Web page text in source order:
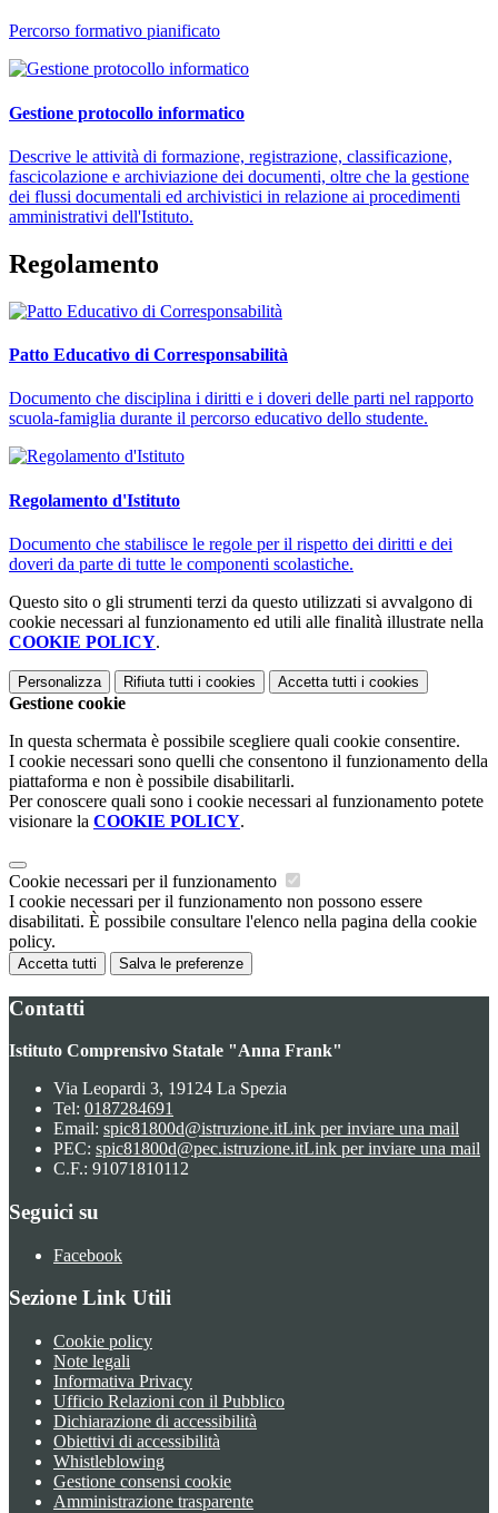
Percorso formativo pianificato
Gestione protocollo informatico
Descrive le attività di formazione, registrazione, classificazione,
fascicolazione e archiviazione dei documenti, oltre che la gestione
dei flussi documentali ed archivistici in relazione ai procedimenti
amministrativi dell'Istituto.
Regolamento
Patto Educativo di Corresponsabilità
Documento che disciplina i diritti e i doveri delle parti nel rapporto
scuola-famiglia durante il percorso educativo dello studente.
Regolamento d'Istituto
Documento che stabilisce le regole per il rispetto dei diritti e dei
doveri da parte di tutte le componenti scolastiche.
Questo sito o gli strumenti terzi da questo utilizzati si avvalgono di
cookie necessari al funzionamento ed utili alle finalità illustrate nella
COOKIE POLICY.
Personalizza Rifiuta tutti i cookies Accetta tutti i cookies
Gestione cookie
In questa schermata è possibile scegliere quali cookie consentire.
I cookie necessari sono quelli che consentono il funzionamento della
piattaforma e non è possibile disabilitarli.
Per conoscere quali sono i cookie necessari al funzionamento potete
visionare la COOKIE POLICY.
Cookie necessari per il funzionamento
I cookie necessari per il funzionamento non possono essere
disabilitati. È possibile consultare l'elenco nella pagina della cookie
policy.
Accetta tutti Salva le preferenze
Contatti
Istituto Comprensivo Statale "Anna Frank"
Via Leopardi 3, 19124 La Spezia
Tel: 0187284691
Email: spic81800d@istruzione.itLink per inviare una mail
PEC: spic81800d@pec.istruzione.itLink per inviare una mail
C.F.: 91071810112
Seguici su
Facebook
Sezione Link Utili
Cookie policy
Note legali
Informativa Privacy
Ufficio Relazioni con il Pubblico
Dichiarazione di accessibilità
Obiettivi di accessibilità
Whistleblowing
Gestione consensi cookie
Amministrazione trasparente